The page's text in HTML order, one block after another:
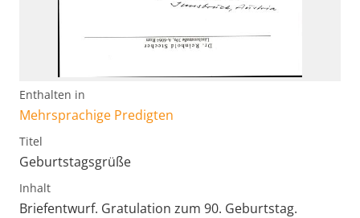
Enthalten in
Mehrsprachige Predigten
Titel
Geburtstagsgrüße
Inhalt
Briefentwurf. Gratulation zum 90. Geburtstag.